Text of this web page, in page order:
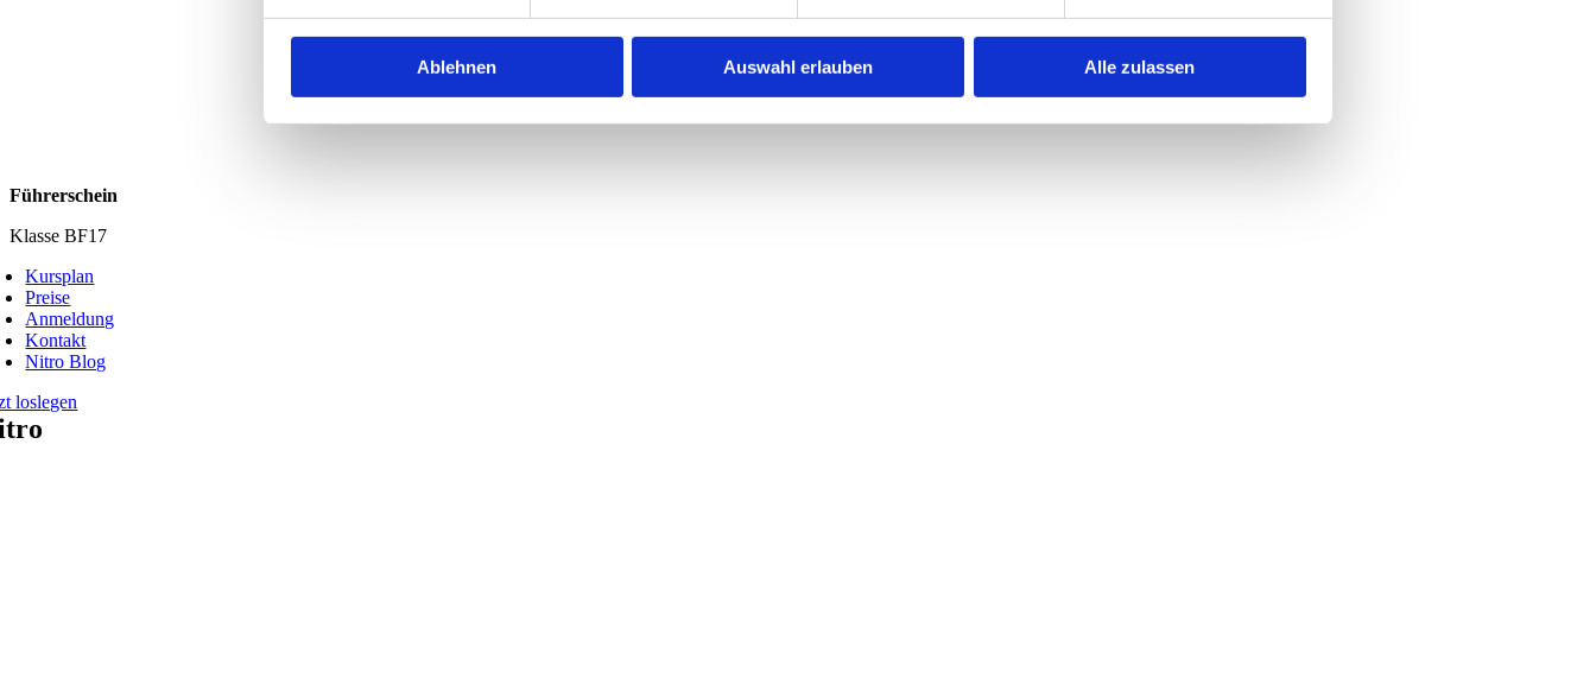
Ablehnen Auswahl erlauben Alle zulassen
Führerschein
Klasse BF17
Kursplan
Preise
Anmeldung
Kontakt
Nitro Blog
loslegen